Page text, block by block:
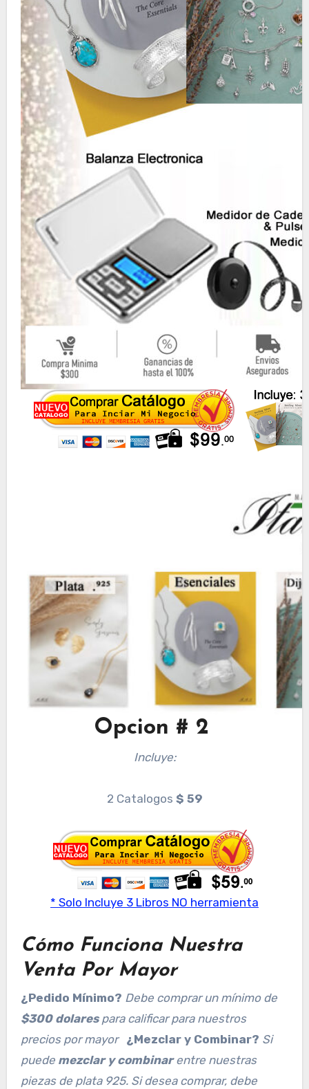
Opcion # 2
Incluye:
2 Catalogos $ 59
* Solo Incluye 3 Libros NO herramienta
Cómo Funciona Nuestra
Venta Por Mayor
¿Pedido Mínimo? Debe comprar un mínimo de
$300 dolarespara calificar para nuestros
precios por mayor
¿Mezclar y Combinar? Si
puede mezclar y combinarentre nuestras
piezas de plata 925. Si desea comprar, debe